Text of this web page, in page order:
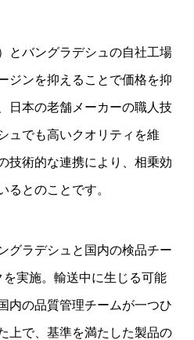
とバングラデシュの自社工場
ジンを抑えることで価格を抑
日本の老舗メーカーの職人技
ュでも高いクオリティを維
技術的な連携により、相乗効
るとのことです。
グラデシュと国内の検品チー
実施。輸送中に生じる可能
内の品質管理チームが一つひ
上で、基準を満たした製品の